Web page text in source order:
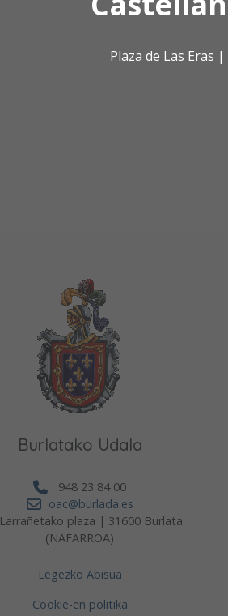
Plaza de Las Eras
Burlatako Udala
948 23 84 00
oac@burlada.es
Larrañetako plaza | 31600 Burlata
(NAFARROA)
Legezko Abisua
Cookie-en politika